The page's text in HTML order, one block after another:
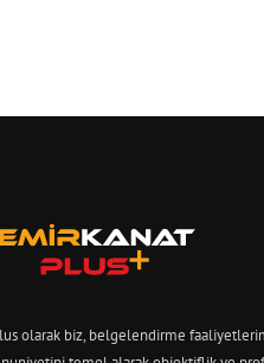
olarak biz, belgelendirme